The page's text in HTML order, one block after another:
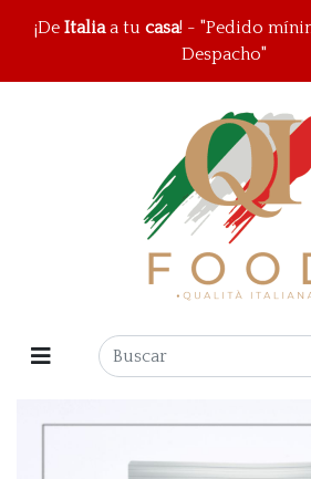
¡De Italiaa tu casa! - "Pedido
Despacho"